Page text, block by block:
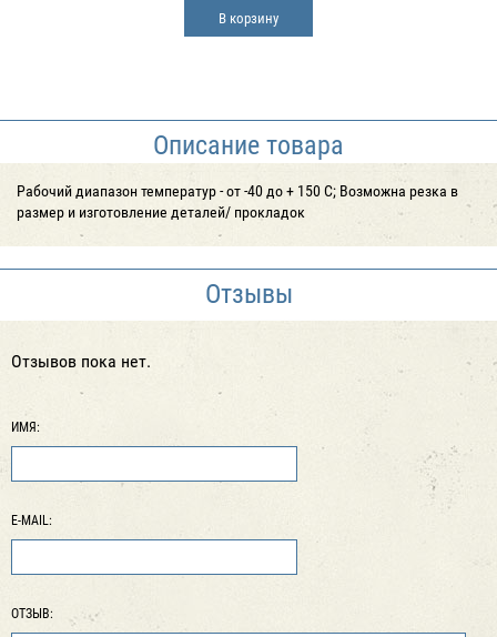
В корзину
Описание товара
Рабочий диапазон температур - от -40 до + 150 С; Возможна резка в
размер и изготовление деталей/ прокладок
Отзывы
Отзывов пока нет.
ИМЯ:
E-MAIL:
ОТЗЫВ: